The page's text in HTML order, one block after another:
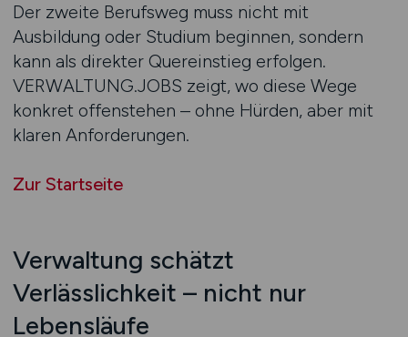
Der zweite Berufsweg muss nicht mit
Ausbildung oder Studium beginnen, sondern
kann als direkter Quereinstieg erfolgen.
VERWALTUNG.JOBS zeigt, wo diese Wege
konkret offenstehen – ohne Hürden, aber mit
klaren Anforderungen.
Zur Startseite
Verwaltung schätzt
Verlässlichkeit – nicht nur
Lebensläufe